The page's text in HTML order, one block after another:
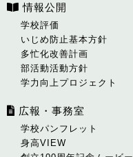
情報公開
学校評価
いじめ防止基本方針
多忙化改善計画
部活動活動方針
学力向上プロジェクト
広報・事務室
学校パンフレット
身高VIEW